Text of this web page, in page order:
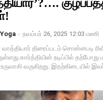
Yoga - நவம்பர் 26, 2025 12:03 மணி
வாத்தியார் திரைப்படம் சொன்னபடி
நடிப்பில் தற்போது
வருகிறது. இதற்கிடையில்